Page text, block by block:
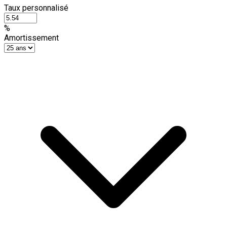
Taux personnalisé
%
Amortissement